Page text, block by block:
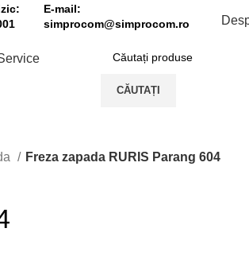
E-mail:
simprocom@simprocom.ro
CĂUTAȚI
Freza zapada RURIS Parang 604